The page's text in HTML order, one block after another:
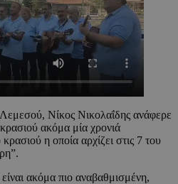
Νίκος Νικολαΐδης ανάφερε
ακόμα μία χρονιά
η οποία αρχίζει στις 7 του
ακόμα πιο αναβαθμισμένη,